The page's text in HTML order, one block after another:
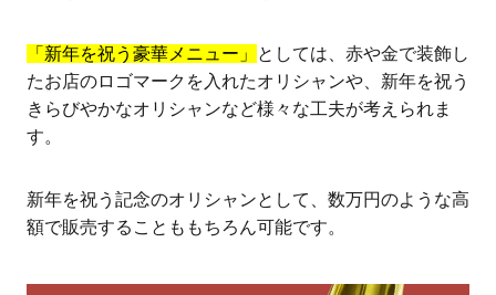
「新年を祝う豪華メニュー」
としては、赤や金で装飾し
たお店のロゴマークを入れたオリシャンや、新年を祝う
きらびやかなオリシャンなど様々な工夫が考えられま
す。
新年を祝う記念のオリシャンとして、数万円のような高
額で販売することももちろん可能です。